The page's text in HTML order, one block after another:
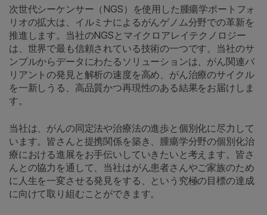
次世代シーケンサー（NGS）を使用した腫瘍学ポートフォ
リオの拡大は、イルミナによるがんゲノム分野での革新を
推進します。当社のNGSとマイクロアレイテクノロジー
は、世界で最も信頼されている技術の一つです。当社のサ
ンプルからデータにわたるソリューションは、がん関連バ
リアントの発見と解析の速度を高め、がん治療のサイクル
を一新しうる、高品質かつ再現性のある結果をお届けしま
す。
当社は、がんの同定法や治療法の進歩と個別化に尽力して
います。皆さんと提携関係を築き、腫瘍学分野の個別化治
療における進展をお手伝いしていきたいと考えます。皆さ
んとの協力を通して、当社はがん患者さんやご家族のため
に人生を一変させる発見をする、という究極の目標の達成
に向けて取り組むことができます。